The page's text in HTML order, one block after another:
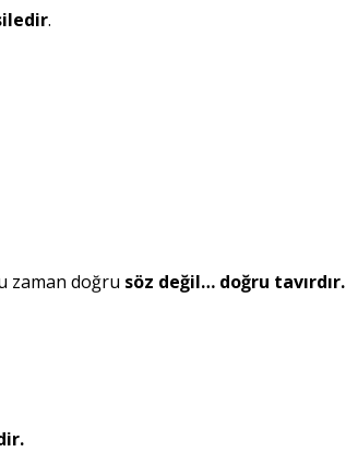
.
zaman doğru söz değil… doğru tavırdır.